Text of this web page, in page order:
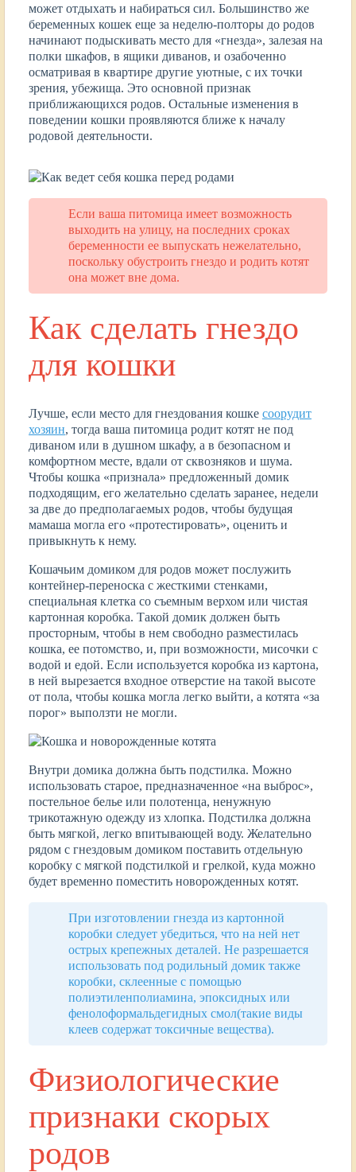
может отдыхать и набираться сил. Большинство же
беременных кошек еще за неделю-полторы до родов
начинают подыскивать место для «гнезда», залезая на
полки шкафов, в ящики диванов, и озабоченно
осматривая в квартире другие уютные, с их точки
зрения, убежища. Это основной признак
приближающихся родов. Остальные изменения в
поведении кошки проявляются ближе к началу
родовой деятельности.
Если ваша питомица имеет возможность
выходить на улицу, на последних сроках
беременности ее выпускать нежелательно,
поскольку обустроить гнездо и родить котят
она может вне дома.
Как сделать гнездо
для кошки
Лучше, если место для гнездования кошке соорудит
хозяин, тогда ваша питомица родит котят не под
диваном или в душном шкафу, а в безопасном и
комфортном месте, вдали от сквозняков и шума.
Чтобы кошка «признала» предложенный домик
подходящим, его желательно сделать заранее, недели
за две до предполагаемых родов, чтобы будущая
мамаша могла его «протестировать», оценить и
привыкнуть к нему.
Кошачьим домиком для родов может послужить
контейнер-переноска с жесткими стенками,
специальная клетка со съемным верхом или чистая
картонная коробка. Такой домик должен быть
просторным, чтобы в нем свободно разместилась
кошка, ее потомство, и, при возможности, мисочки с
водой и едой. Если используется коробка из картона,
в ней вырезается входное отверстие на такой высоте
от пола, чтобы кошка могла легко выйти, а котята «за
порог» выползти не могли.
Внутри домика должна быть подстилка. Можно
использовать старое, предназначенное «на выброс»,
постельное белье или полотенца, ненужную
трикотажную одежду из хлопка. Подстилка должна
быть мягкой, легко впитывающей воду. Желательно
рядом с гнездовым домиком поставить отдельную
коробку с мягкой подстилкой и грелкой, куда можно
будет временно поместить новорожденных котят.
При изготовлении гнезда из картонной
коробки следует убедиться, что на ней нет
острых крепежных деталей. Не разрешается
использовать под родильный домик также
коробки, склеенные с помощью
полиэтиленполиамина, эпоксидных или
фенолоформальдегидных смол(такие виды
клеев содержат токсичные вещества).
Физиологические
признаки скорых
родов